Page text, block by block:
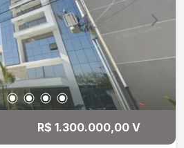
R$ 1.300.000,00 V